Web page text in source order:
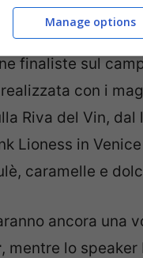
direzione verso
e ilritorno verso
finaliste sul
con i
Riva del Vin, dal
Lioness in
caramelle e
ancora una
, mentre lo
Manage options